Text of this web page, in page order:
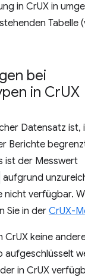
in CrUX in
Tabelle
bei
in CrUX
Datensatz ist,
Berichte
ist der Messwert
aufgrund
nicht verfügbar.
Sie in der CrUX-
CrUX keine
aufgeschlüsselt
in CrUX